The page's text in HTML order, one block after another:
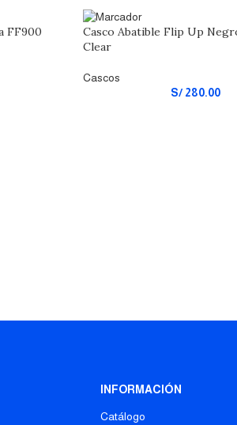
FF900
Casco Abatible Flip Up
Clear
Cascos
S/280.00
INFORMACIÓN
Catálogo